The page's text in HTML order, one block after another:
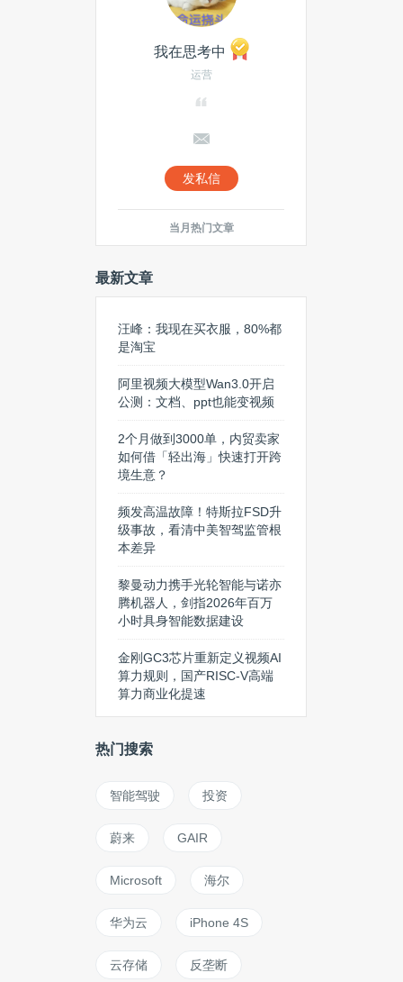
我在思考中
运营
发私信
当月热门文章
最新文章
汪峰：我现在买衣服，80%都
是淘宝
阿里视频大模型Wan3.0开启
公测：文档、ppt也能变视频
2个月做到3000单，内贸卖家
如何借「轻出海」快速打开跨
境生意？
频发高温故障！特斯拉FSD升
级事故，看清中美智驾监管根
本差异
黎曼动力携手光轮智能与诺亦
腾机器人，剑指2026年百万
小时具身智能数据建设
金刚GC3芯片重新定义视频AI
算力规则，国产RISC-V高端
算力商业化提速
热门搜索
智能驾驶 投资
蔚来 GAIR
Microsoft 海尔
华为云 iPhone 4S
云存储 反垄断